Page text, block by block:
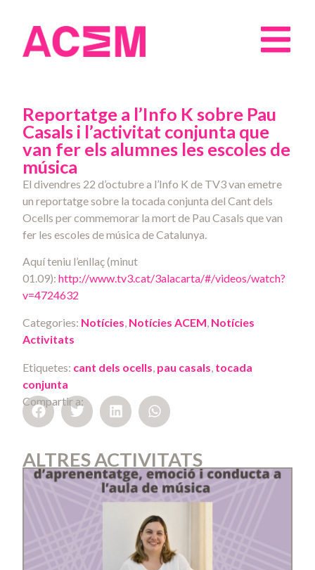
Reportatge a l’Info K sobre Pau
Casals i l’activitat conjunta que
van fer els alumnes les escoles de
música
El divendres 22 d’octubre a l’Info K de TV3 van emetre
un reportatge sobre la tocada conjunta del Cant dels
Ocells per commemorar la mort de Pau Casals que van
fer les escoles de música de Catalunya.
Aquí teniu l’enllaç (minut
01.09): http://www.tv3.cat/3alacarta/#/videos/watch?
v=4724632
Categories: Notícies Notícies ACEM Notícies
Activitats
Etiquetes: cant dels ocells pau casals tocada
conjunta
Compartir a:
ALTRES ACTIVITATS